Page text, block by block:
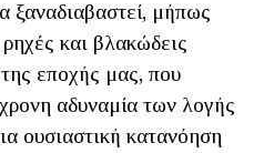
ξαναδιαβαστεί, μήπως
και βλακώδεις
της εποχής μας, που
αδυναμία των λογής
ουσιαστική κατανόηση